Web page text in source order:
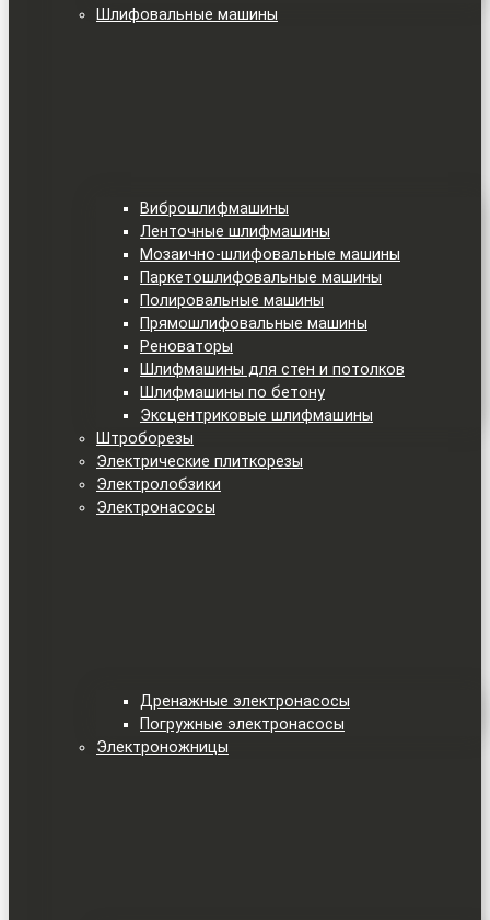
Шлифовальные машины
Виброшлифмашины
Ленточные шлифмашины
Мозаично-шлифовальные машины
Паркетошлифовальные машины
Полировальные машины
Прямошлифовальные машины
Реноваторы
Шлифмашины для стен и потолков
Шлифмашины по бетону
Эксцентриковые шлифмашины
Штроборезы
Электрические плиткорезы
Электролобзики
Электронасосы
Дренажные электронасосы
Погружные электронасосы
Электроножницы